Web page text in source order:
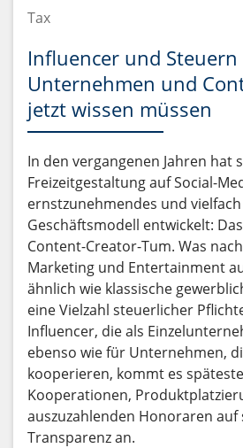
Tax
Influencer und Steuern
Unternehmen und
jetzt wissen müssen
In den vergangenen Jahren hat
Freizeitgestaltung auf Social-
ernstzunehmendes und
Geschäftsmodell entwickelt:
Content-Creator-Tum. Was
Marketing und Entertainment
ähnlich wie klassische
eine Vielzahl steuerlicher
Influencer, die als
ebenso wie für Unternehmen,
kooperieren, kommt es
Kooperationen,
auszuzahlenden Honoraren
Transparenz an.